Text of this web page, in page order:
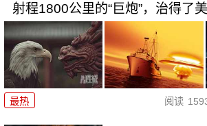
射程1800公里的“巨炮”，治得了美
最热 阅读